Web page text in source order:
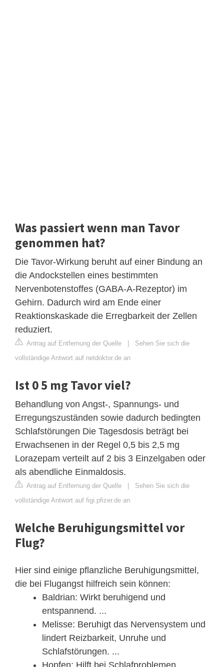
Was passiert wenn man Tavor
genommen hat?
Die Tavor-Wirkung beruht auf einer Bindung an
die Andockstellen eines bestimmten
Nervenbotenstoffes (GABA-A-Rezeptor) im
Gehirn. Dadurch wird am Ende einer
Reaktionskaskade die Erregbarkeit der Zellen
reduziert.
Antrag auf Entfernung der Quelle | Sehen Sie sich die
vollständige Antwort auf netdoktor.de an
Ist 0 5 mg Tavor viel?
Behandlung von Angst-, Spannungs- und
Erregungszuständen sowie dadurch bedingten
Schlafstörungen Die Tagesdosis beträgt bei
Erwachsenen in der Regel 0,5 bis 2,5 mg
Lorazepam verteilt auf 2 bis 3 Einzelgaben oder
als abendliche Einmaldosis.
Antrag auf Entfernung der Quelle | Sehen Sie sich die
vollständige Antwort auf figi.pfizer.de an
Welche Beruhigungsmittel vor
Flug?
Hier sind einige pflanzliche Beruhigungsmittel,
die bei Flugangst hilfreich sein können:
Baldrian: Wirkt beruhigend und
entspannend. ...
Melisse: Beruhigt das Nervensystem und
lindert Reizbarkeit, Unruhe und
Schlafstörungen. ...
Hopfen: Hilft bei Schlafproblemen,